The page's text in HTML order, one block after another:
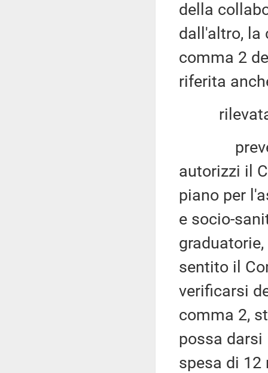
della
dall'altro, la
comma 2
riferita
rilevata
autorizzi il
piano per
e socio-
sentito il
verificarsi
comma 2,
possa
spesa di 12